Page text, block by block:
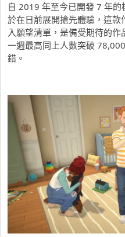
自 2019 年至今已開發 7 年
於在日前展開搶先體驗，這
入願望清單，是備受期待的作
一週最高同上人數突破
錯。